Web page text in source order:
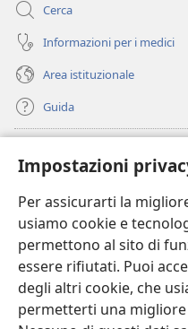
Impostazioni
Per assicurarti la
usiamo cookie e
permettono al sito di
essere rifiutati. Puoi
degli altri cookie, che
permetterti una
Cerca
Informazioni per i medici
Area istituzionale
Guida
(apre
una
nuova
finestra)
BIBLIOTECA ONLINE
(apre
una
nuova
finestra)
JW Hub
(apre
una
nuova
finestra)
JW Library
Watchtower Library®